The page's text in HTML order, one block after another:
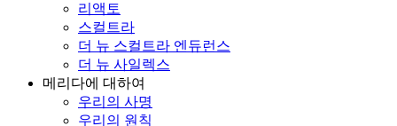
리액토
스컬트라
더 뉴 스컬트라 엔듀런스
더 뉴 사일렉스
메리다에 대하여
우리의 사명
우리의 원칙